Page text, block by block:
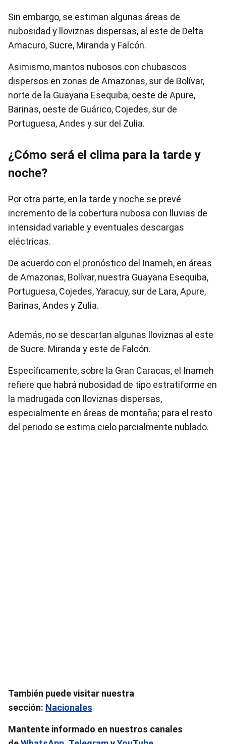
Sin embargo, se estiman algunas áreas de
nubosidad y lloviznas dispersas, al este de Delta
Amacuro, Sucre, Miranda y Falcón.
Asimismo, mantos nubosos con chubascos
dispersos en zonas de Amazonas, sur de Bolívar,
norte de la Guayana Esequiba, oeste de Apure,
Barinas, oeste de Guárico, Cojedes, sur de
Portuguesa, Andes y sur del Zulia.
¿Cómo será el clima para la tarde y
noche?
Por otra parte, en la tarde y noche se prevé
incremento de la cobertura nubosa con lluvias de
intensidad variable y eventuales descargas
eléctricas.
De acuerdo con el pronóstico del Inameh, en áreas
de Amazonas, Bolívar, nuestra Guayana Esequiba,
Portuguesa, Cojedes, Yaracuy, sur de Lara, Apure,
Barinas, Andes y Zulia.
Además, no se descartan algunas lloviznas al este
de Sucre. Miranda y este de Falcón.
Específicamente, sobre la Gran Caracas, el Inameh
refiere que habrá nubosidad de tipo estratiforme en
la madrugada con lloviznas dispersas,
especialmente en áreas de montaña; para el resto
del periodo se estima cielo parcialmente nublado.
También puede visitar nuestra
sección: Nacionales
Mantente informado en nuestros canales